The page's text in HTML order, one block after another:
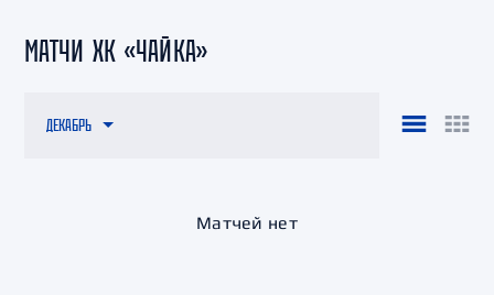
МАТЧИ ХК «ЧАЙКА»
ДЕКАБРЬ
Матчей нет